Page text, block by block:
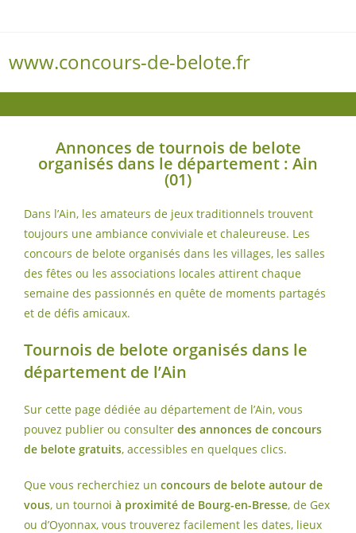
www.concours-de-belote.fr
Annonces de tournois de belote
organisés dans le département : Ain
(01)
Dans l’Ain, les amateurs de jeux traditionnels trouvent
toujours une ambiance conviviale et chaleureuse. Les
concours de belote organisés dans les villages, les salles
des fêtes ou les associations locales attirent chaque
semaine des passionnés en quête de moments partagés
et de défis amicaux.
Tournois de belote organisés dans le
département de l’Ain
Sur cette page dédiée au département de l’Ain, vous
pouvez publier ou consulter des annonces de concours
de belote gratuits, accessibles en quelques clics.
Que vous recherchiez un concours de belote autour de
vous, un tournoi à proximité de Bourg-en-Bresse, de Gex
ou d’Oyonnax, vous trouverez facilement les dates, lieux